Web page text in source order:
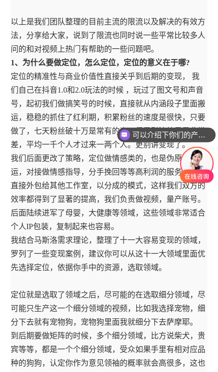
以上是我们团队整理的目前主流的限流以及解决的有效方
法，分享给大家，说到了限流也同时说一些平常比较多人
问的和对视频上热门有帮助的一些问题吧。
1、为什么要做定位，怎么定位，定位的意义在于哪?
定位的精准性与商业价值性直接关乎到后期的变现， 我
们自己在抖音1.0和2.0玩法的时候 ，玩过了图文号和声音
号，起初我们做搞笑号的时候，直接就从内涵段子里面搬
运，稳稳的抓住了红利期，积累粉丝的速度是很快，只要
做了，七天粉丝破十万是常有的事，但是引流效果是非常
差，平均一千个人才过来一两个人。更别讲变现了。
我们后面更改了策略，定位做情感类的，也是伪原创搬
运，对接做情感指导，分手挽回等等高利润的服务，我们
直接外包给其他工作室，以分成的模式，这样我们双方的
效率都得到了显著的提高，我们负责做视频，量产账号。
后面陆续进军了母婴，大健康等领域，这些领域非常适合
个人IP包装，复制起来也容易。
我结合马斯洛需求理论，整理了十一大容易变现的领域，
罗列了一些变现案例，建议你可以从这十一大领域里面优
先选择定位，依据你手中的资源，选取领域。
定位就是选取了领域之后，尽可能的在选取细分领域，尽
可能只生产这一个细分领域的视频，比如我选择宠物，细
分下去就有宠物狗，宠物狗里面我就细分下去萨摩耶。
到后期要做矩阵的时候，多个细分领域，比方说柴犬，贵
宾等等，都是一个个细分领域，受众如果手里有相对应品
种的狗狗，认定你作为意见领袖的概率就会高很多，这也
可以介绍下你们的产品么？
你们是怎么收费的呢？